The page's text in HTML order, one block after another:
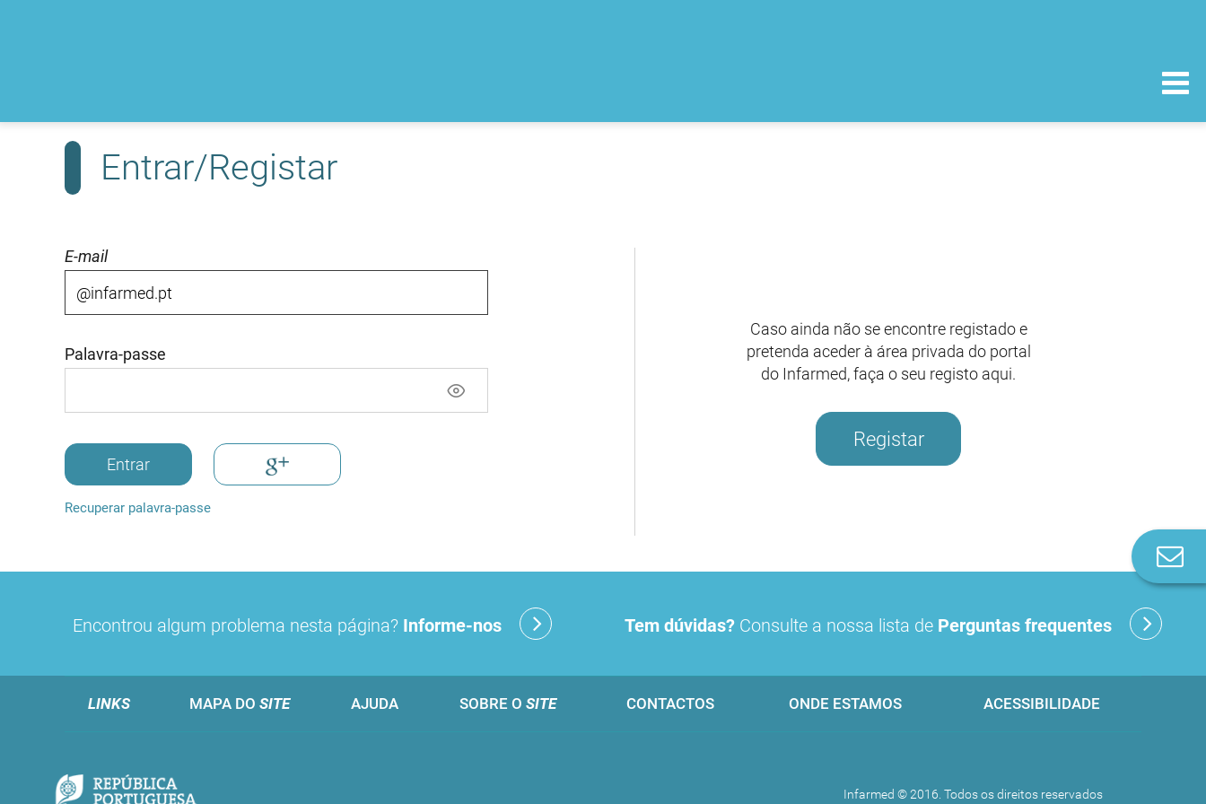
Entrar/Registar
E-mail
Palavra-passe
Entrar
Recuperar palavra-passe
Caso ainda não se encontre registado e
pretenda aceder à área privada do portal
do Infarmed, faça o seu registo aqui.
Registar
Encontrou algum problema nesta página? Informe-nos Tem dúvidas? Consulte a nossa lista de Perguntas frequentes
LINKS MAPA DO SITE AJUDA SOBRE O SITE CONTACTOS ONDE ESTAMOS ACESSIBILIDADE
Infarmed © 2016. Todos os direitos reservados